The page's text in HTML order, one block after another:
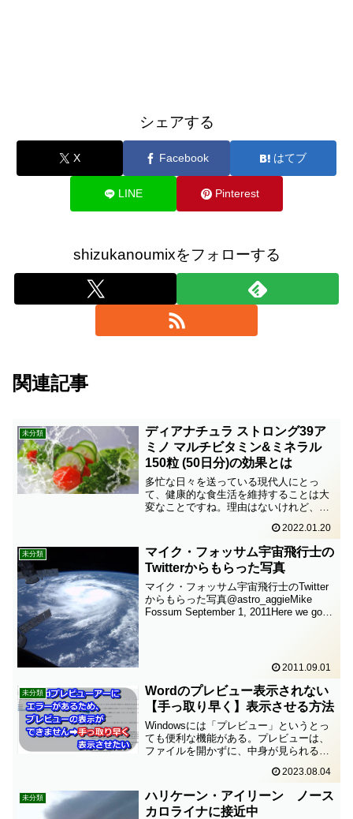
シェアする
X Facebook はてブ
LINE Pinterest
shizukanoumixをフォローする
関連記事
未分類
ディアナチュラ ストロング39ア
ミノ マルチビタミン&ミネラル
150粒 (50日分)の効果とは
多忙な日々を送っている現代人にとっ
て、健康的な食生活を維持することは大
変なことですね。理由はないけれど、な
いときがあります。「栄養バランスのと
れた食事」って、結構難しいです。そう
いう場合は、サプリメントを...
2022.01.20
未分類
マイク・フォッサム宇宙飛行士の
Twitterからもらった写真
マイク・フォッサム宇宙飛行士のTwitter
からもらった写真@astro_aggieMike
Fossum September 1, 2011Here we go
2011.09.01
未分類
Wordのプレビュー表示されない
【手っ取り早く】表示させる方法
Windowsには「プレビュー」というとっ
ても便利な機能がある。プレビューは、
ファイルを開かずに、中身が見られる、
ューアーにエラーがあるため、このファ
イルはプレビューの表示ができません。
とこ...
2023.08.04
未分類
ハリケーン・アイリーン ノース
カロライナに接近中